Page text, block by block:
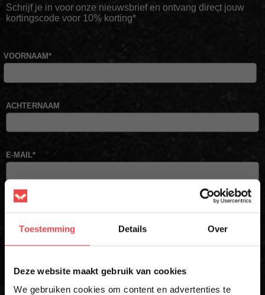
Toestemming Details Over
Deze website maakt gebruik van cookies
We gebruiken cookies om content en advertenties te
Schrijf je in voor onze nieuwsbrief en ontvang direct jouw
kortingscode voor 10% korting*
* Alleen voor eerste inschrijvers. Korting niet geldig op afgeprijsde
VOORNAAM*
ACHTERNAAM
E-MAIL*
Schrijf mij in
Download de BBQuality App